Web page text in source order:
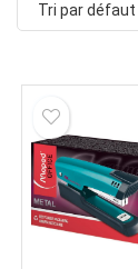
Tri par défaut